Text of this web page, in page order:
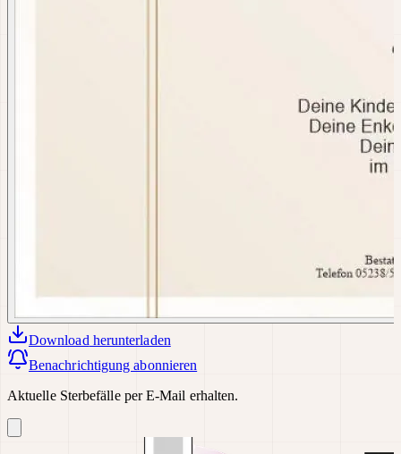
Download herunterladen
Benachrichtigung abonnieren
Aktuelle Sterbefälle per E-Mail erhalten.